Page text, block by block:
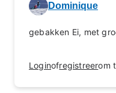
Dominique
gebakken Ei, met
Loginofregistreerom